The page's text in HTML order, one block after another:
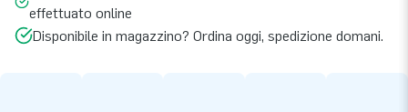
effettuato online
Disponibile in magazzino? Ordina oggi, spedizione domani.